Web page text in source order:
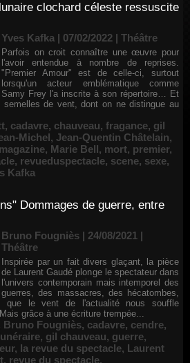
clochard céleste ressuscite
Yves Kafka | 07/02/2022 | Théâtre
Parfois on croit connaître une œuvre pour
l'avoir entendue à nombre de reprises.
"Premier Amour" est de celle-ci, surtout
lorsqu'un acteur emblématique comme
Samy Frey l'a inscrite à son répertoire… Et
semelles de vent, dont on ne distingue au
, cadavre, chauveau, fragance, gil
Michel, Jean-Quentin Châtelain,
magazine, Marie Bell, mort, premier,
, revueduspectacle, scene, sexe,
Kafka
Dommages de guerre, entre
Bruno Fougniès | 24/08/2021 |
Théâtre
Inspirée par un fait divers glaçant, la pièce
de Laurent Gaudé plonge le spectateur dans
l'univers contemporain mais intemporel des
guerres, des massacres, des hécatombes,
que le vent de l'actualité nous souffle
grâce à une écriture trempée...
Bruno Fougniès, cadavre, cendre,
, gil chauveau, guerre,
, la revue du spectacle, Laurent
, revue du spectacle,